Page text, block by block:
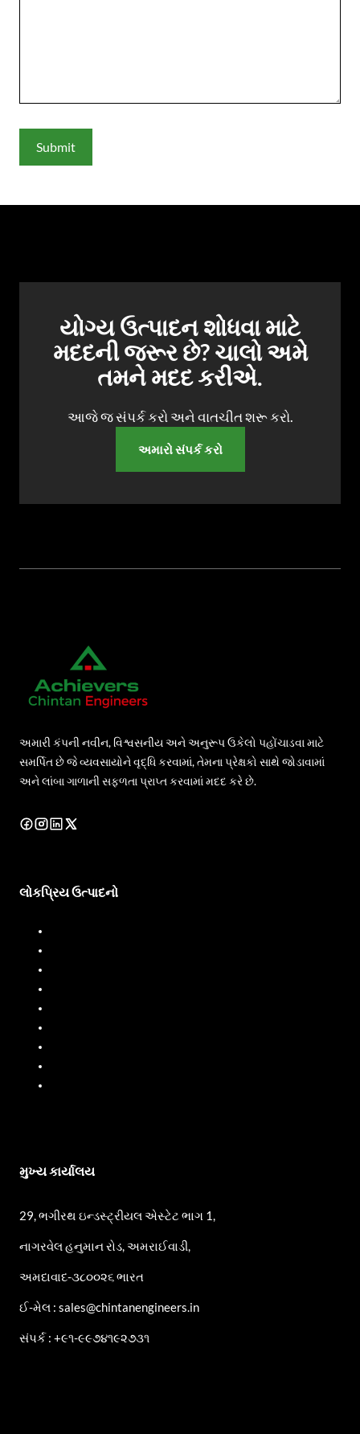
યોગ્ય ઉત્પાદન શોધવા માટે
મદદની જરૂર છે? ચાલો અમે
તમને મદદ કરીએ.
આજે જ સંપર્ક કરો અને વાતચીત શરૂ કરો.
અમારો સંપર્ક કરો
અમારી કંપની નવીન, વિશ્વસનીય અને અનુરૂપ ઉકેલો પહોંચાડવા માટે
સમર્પિત છે જે વ્યવસાયોને વૃદ્ધિ કરવામાં, તેમના પ્રેક્ષકો સાથે જોડાવામાં
અને લાંબા ગાળાની સફળતા પ્રાપ્ત કરવામાં મદદ કરે છે.
લોકપ્રિય ઉત્પાદનો
મુખ્ય કાર્યાલય
29, ભગીરથ ઇન્ડસ્ટ્રીયલ એસ્ટેટ ભાગ 1,
નાગરવેલ હનુમાન રોડ, અમરાઈવાડી,
અમદાવાદ-૩૮૦૦૨૬ ભારત
ઈ-મેલ : sales@chintanengineers.in
સંપર્ક : +૯૧-૯૯૭૪૧૯૨૭૩૧